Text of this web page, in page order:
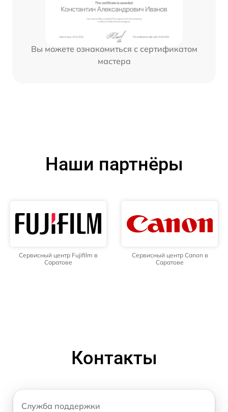
Вы можете ознакомиться с сертификатом
мастера
Наши партнёры
Сервисный центр Fujifilm в
Саратове
Сервисный центр Canon в
Саратове
Контакты
Служба поддержки